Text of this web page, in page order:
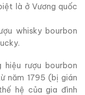
là ở Vương quốc
whisky bourbon
rượu bourbon
năm 1795 (bị gián
hệ của gia đình